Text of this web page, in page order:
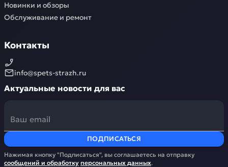
Новинки и обзоры
Обслуживание и ремонт
Контакты
info@spets-strazh.ru
Актуальные новости для вас
ПОДПИСАТЬСЯ
Нажимая кнопку "Подписаться", вы соглашаетесь на отправку
сообщений и обработку персональных данных.